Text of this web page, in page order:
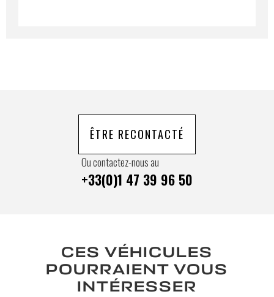
ÊTRE RECONTACTÉ
Ou contactez-nous au
+33(0)1 47 39 96 50
CES VÉHICULES
POURRAIENT VOUS
INTÉRESSER